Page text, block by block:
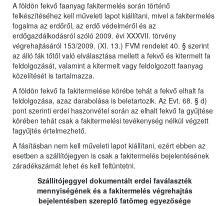
A földön fekvő faanyag fakitermelés során történő
felkészítéséhez kell műveleti lapot kiállítani, mivel a fakitermelés
fogalma az erdőről, az erdő védelméről és az
erdőgazdálkodásról szóló 2009. évi XXXVII. törvény
végrehajtásáról 153/2009. (XI. 13.) FVM rendelet 40. § szerint
az álló fák tőtől való elválasztása mellett a fekvő és kitermelt fa
feldolgozását, valamint a kitermelt vagy feldolgozott faanyag
közelítését is tartalmazza.
A földön fekvő fa fakitermelése körébe tehát a fekvő elhalt fa
feldolgozása, azaz darabolása is beletartozik. Az Evt. 68. § d)
pont szerinti erdei haszonvétel során az elhalt fekvő fa gyűjtése
körében tehát csak a fakitermelési tevékenység nélkül végzett
fagyűjtés értelmezhető.
A fásításban nem kell műveleti lapot kiállítani, ezért ebben az
esetben a szállítójegyen is csak a fakitermelés bejelentésének
záradékszámát lehet és kell feltüntetni.
Szállítójeggyel dokumentált erdei faválaszték
mennyiségének és a fakitermelés végrehajtás
bejelentésben szereplő fatömeg egyezősége